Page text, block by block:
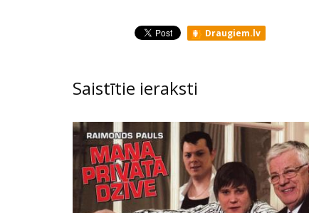
Draugiem.lv
Saistītie ieraksti